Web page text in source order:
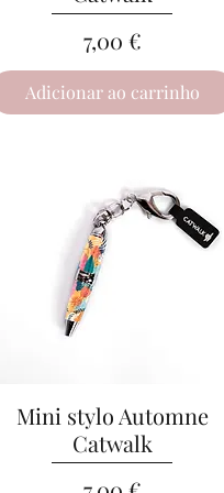
Preço
7,00 €
Adicionar ao carrinho
Visualização rápida
Mini stylo Automne
Catwalk